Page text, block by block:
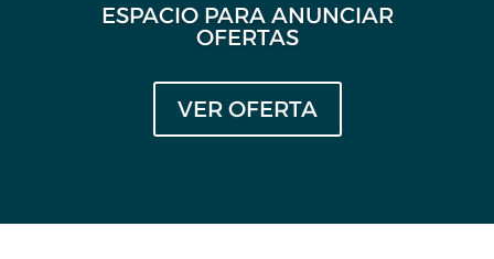
ESPACIO PARA ANUNCIAR
OFERTAS
VER OFERTA